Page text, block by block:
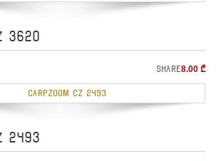
3620
8.00 ₾
Share
2493